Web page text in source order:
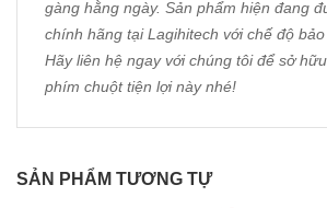
gàng hằng ngày. Sản phẩm hiện đang
chính hãng tạiLagihitech với chế độ
Hãy liên hệ ngay với chúng tôi để sở
phím chuột tiện lợi này nhé!
SẢN PHẨM TƯƠNG TỰ